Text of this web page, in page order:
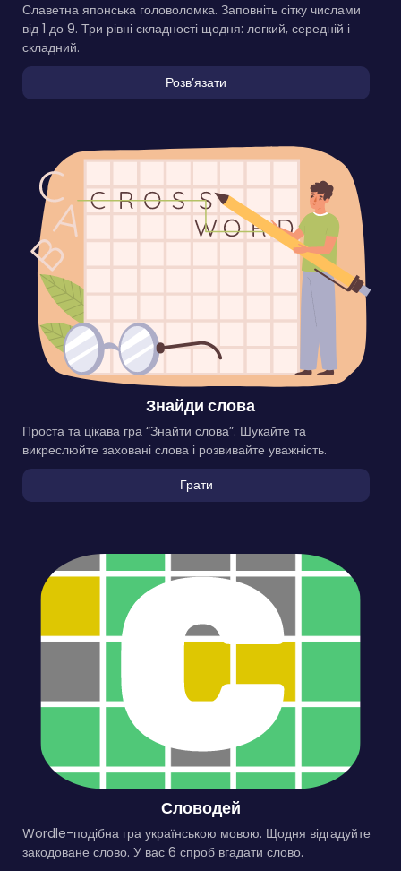
Славетна японська головоломка. Заповніть сітку числами
від 1 до 9. Три рівні складності щодня: легкий, середній і
складний.
Розвʼязати
Знайди слова
Проста та цікава гра “Знайти слова”. Шукайте та
викреслюйте заховані слова і розвивайте уважність.
Грати
Словодей
Wordle-подібна гра українською мовою. Щодня відгадуйте
закодоване слово. У вас 6 спроб вгадати слово.